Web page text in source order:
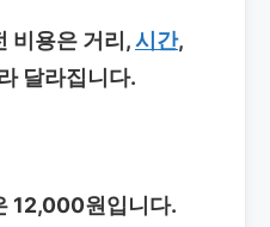
비용은 거리,시간,
달라집니다.
12,000원입니다.